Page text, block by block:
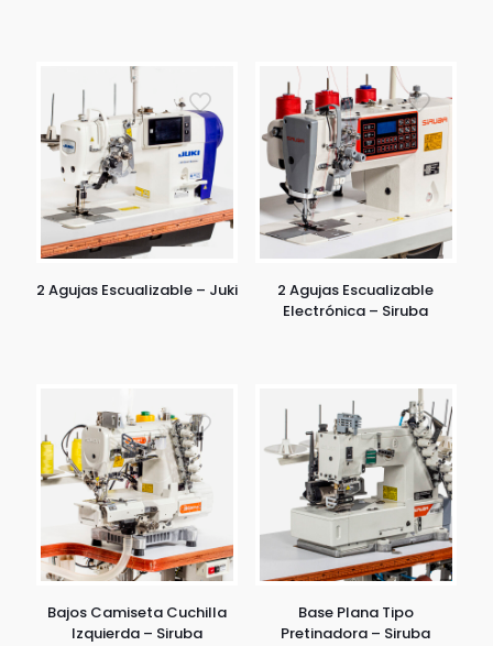
2 Agujas Escualizable – Juki
2 Agujas Escualizable
Electrónica – Siruba
Bajos Camiseta Cuchilla
Izquierda – Siruba
Base Plana Tipo
Pretinadora – Siruba